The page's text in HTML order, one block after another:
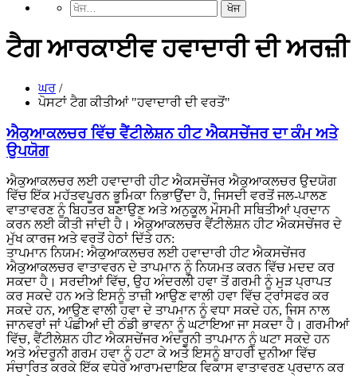
ਟੈਗ ਆਰਕਾਈਵ ਹਵਾਦਾਰੀ ਦੀ ਅਰਜ਼ੀ
ਘਰ /
ਪੋਸਟਾਂ ਟੈਗ ਕੀਤੀਆਂ "ਹਵਾਦਾਰੀ ਦੀ ਵਰਤੋਂ"
ਐਕੁਆਕਲਚਰ ਵਿੱਚ ਵੈਂਟੀਲੇਸ਼ਨ ਹੀਟ ਐਕਸਚੇਂਜਰ ਦਾ ਕੰਮ ਅਤੇ
ਉਪਯੋਗ
ਐਕੁਆਕਲਚਰ ਲਈ ਹਵਾਦਾਰੀ ਹੀਟ ਐਕਸਚੇਂਜਰ ਐਕੁਆਕਲਚਰ ਉਦਯੋਗ
ਵਿੱਚ ਇੱਕ ਮਹੱਤਵਪੂਰਨ ਭੂਮਿਕਾ ਨਿਭਾਉਂਦਾ ਹੈ, ਜਿਸਦੀ ਵਰਤੋਂ ਜਲ-ਪਾਲਣ
ਵਾਤਾਵਰਣ ਨੂੰ ਬਿਹਤਰ ਬਣਾਉਣ ਅਤੇ ਅਨੁਕੂਲ ਮੌਸਮੀ ਸਥਿਤੀਆਂ ਪ੍ਰਦਾਨ
ਕਰਨ ਲਈ ਕੀਤੀ ਜਾਂਦੀ ਹੈ। ਐਕੁਆਕਲਚਰ ਵੈਂਟੀਲੇਸ਼ਨ ਹੀਟ ਐਕਸਚੇਂਜਰ ਦੇ
ਮੁੱਖ ਕਾਰਜ ਅਤੇ ਵਰਤੋਂ ਹੇਠਾਂ ਦਿੱਤੇ ਹਨ:
ਤਾਪਮਾਨ ਨਿਯਮ: ਐਕੁਆਕਲਚਰ ਲਈ ਹਵਾਦਾਰੀ ਹੀਟ ਐਕਸਚੇਂਜਰ
ਐਕੁਆਕਲਚਰ ਵਾਤਾਵਰਨ ਦੇ ਤਾਪਮਾਨ ਨੂੰ ਨਿਯਮਤ ਕਰਨ ਵਿੱਚ ਮਦਦ ਕਰ
ਸਕਦਾ ਹੈ। ਸਰਦੀਆਂ ਵਿੱਚ, ਉਹ ਅੰਦਰਲੀ ਹਵਾ ਤੋਂ ਗਰਮੀ ਨੂੰ ਮੁੜ ਪ੍ਰਾਪਤ
ਕਰ ਸਕਦੇ ਹਨ ਅਤੇ ਇਸਨੂੰ ਤਾਜ਼ੀ ਆਉਣ ਵਾਲੀ ਹਵਾ ਵਿੱਚ ਟ੍ਰਾਂਸਫਰ ਕਰ
ਸਕਦੇ ਹਨ, ਆਉਣ ਵਾਲੀ ਹਵਾ ਦੇ ਤਾਪਮਾਨ ਨੂੰ ਵਧਾ ਸਕਦੇ ਹਨ, ਜਿਸ ਨਾਲ
ਜਾਨਵਰਾਂ ਜਾਂ ਪੰਛੀਆਂ ਦੀ ਠੰਡੀ ਭਾਵਨਾ ਨੂੰ ਘਟਾਇਆ ਜਾ ਸਕਦਾ ਹੈ। ਗਰਮੀਆਂ
ਵਿੱਚ, ਵੈਂਟੀਲੇਸ਼ਨ ਹੀਟ ਐਕਸਚੇਂਜਰ ਅੰਦਰੂਨੀ ਤਾਪਮਾਨ ਨੂੰ ਘਟਾ ਸਕਦੇ ਹਨ
ਅਤੇ ਅੰਦਰੂਨੀ ਗਰਮ ਹਵਾ ਨੂੰ ਹਟਾ ਕੇ ਅਤੇ ਇਸਨੂੰ ਬਾਹਰੀ ਦੁਨੀਆ ਵਿੱਚ
ਸੰਚਾਰਿਤ ਕਰਕੇ ਇੱਕ ਵਧੇਰੇ ਆਰਾਮਦਾਇਕ ਵਿਕਾਸ ਵਾਤਾਵਰਣ ਪ੍ਰਦਾਨ ਕਰ